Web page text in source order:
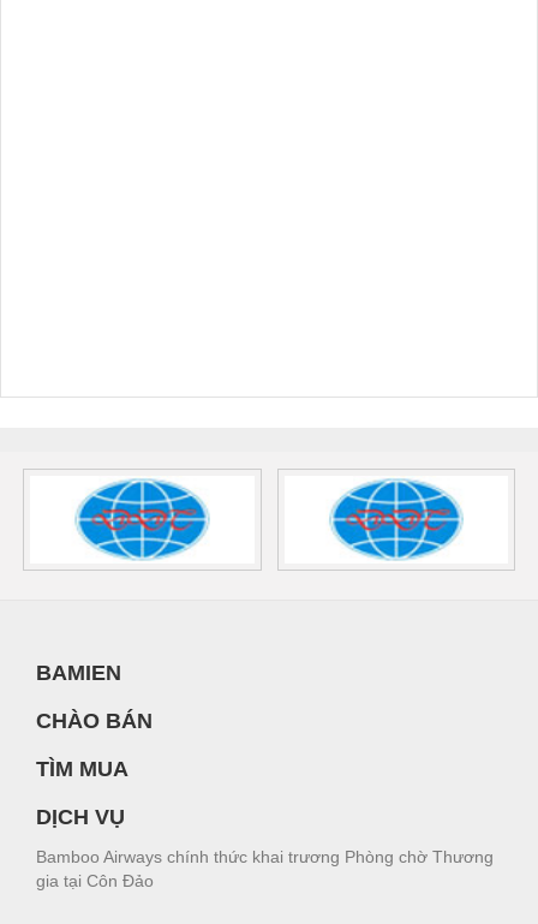
BAMIEN
CHÀO BÁN
TÌM MUA
DỊCH VỤ
Bamboo Airways chính thức khai trương Phòng chờ Thương
gia tại Côn Đảo